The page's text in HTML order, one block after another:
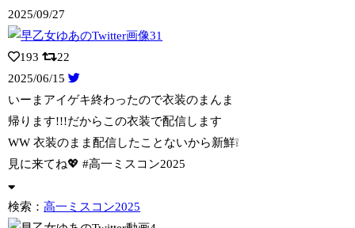
2025/09/27
193
22
2025/06/15
いーまアイゲキ終わったので衣装のまんま
帰ります!!!だからこの衣装で配信します
WW 衣装のまま配信したことないから新鮮❕
見に来てね💖 #高一ミスコン2025
検索：高一ミスコン2025